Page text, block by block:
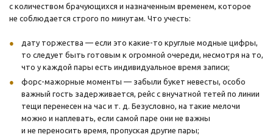
с количеством брачующихся и назначенным временем, которое
не соблюдается строго по минутам. Что учесть:
дату торжества — если это какие-то круглые модные цифры,
то следует быть готовым к огромной очереди, несмотря на то,
что у каждой пары есть индивидуальное время записи;
форс-мажорные моменты — забыли букет невесты, особо
важный гость задерживается, рейс с внучатной тетей по линии
тещи перенесен на час и т. д. Безусловно, на такие мелочи
можно и наплевать, если самой паре они не важны
и не переносить время, пропуская другие пары;